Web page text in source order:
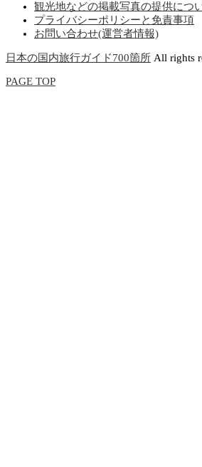
観光地などの掲載写真の提供につ
プライバシーポリシーと免責事項
お問い合わせ(運営者情報)
日本の国内旅行ガイド700箇所 All rights
PAGE TOP